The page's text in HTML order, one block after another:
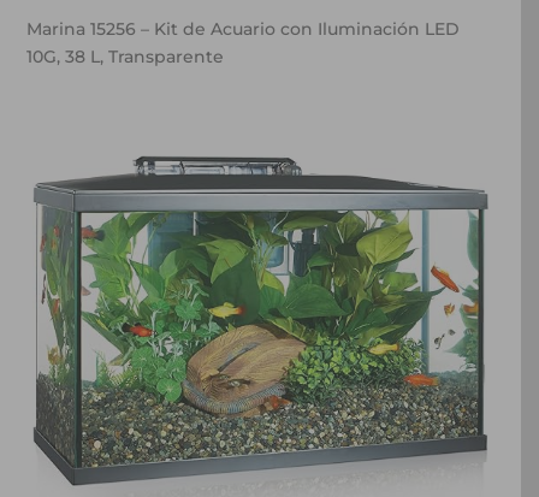
Marina 15256 – Kit de Acuario con Iluminación LED
10G, 38 L, Transparente